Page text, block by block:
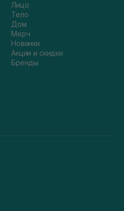
Лицо
Тело
Дом
Мерч
Новинки
Акции и скидки
Бренды